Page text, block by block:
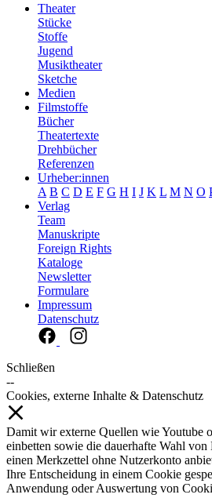
Theater
Stücke
Stoffe
Jugend
Musiktheater
Sketche
Medien
Filmstoffe
Bücher
Theatertexte
Drehbücher
Referenzen
Urheber:innen
A B C D E F G H I J K L M N O
Verlag
Team
Manuskripte
Foreign Rights
Kataloge
Newsletter
Formulare
Impressum
Datenschutz
Schließen
--
Cookies, externe Inhalte & Datenschutz
Damit wir externe Quellen wie Youtube
einbetten sowie die dauerhafte Wahl
einen Merkzettel ohne Nutzerkonto
Ihre Entscheidung in einem Cookie
Anwendung oder Auswertung von